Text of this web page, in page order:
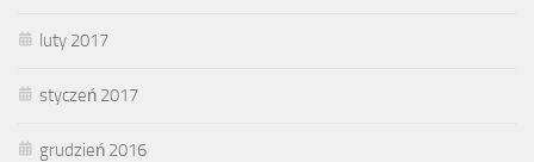
luty 2017
styczeń 2017
grudzień 2016